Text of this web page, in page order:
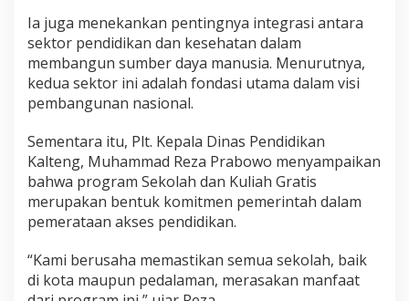
Ia juga menekankan pentingnya integrasi antara
sektor pendidikan dan kesehatan dalam
membangun sumber daya manusia. Menurutnya,
kedua sektor ini adalah fondasi utama dalam visi
pembangunan nasional.
Sementara itu, Plt. Kepala Dinas Pendidikan
Kalteng, Muhammad Reza Prabowo menyampaikan
bahwa program Sekolah dan Kuliah Gratis
merupakan bentuk komitmen pemerintah dalam
pemerataan akses pendidikan.
“Kami berusaha memastikan semua sekolah, baik
di kota maupun pedalaman, merasakan manfaat